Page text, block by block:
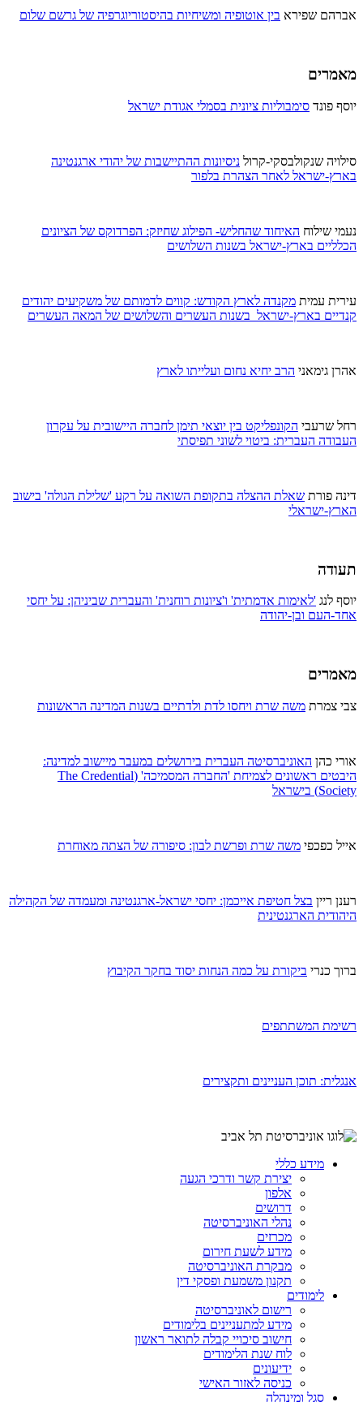
אברהם שפירא בין אוטופיה ומשיחיות בהיסטוריוגרפיה של גרשם שלום
מאמרים
יוסף פונד סימבוליות ציונית בסמלי אגודת ישראל
סילויה שנקולבסקי-קרול ניסיונות ההתיישבות של יהודי ארגנטינה
בארץ-ישראל לאחר הצהרת בלפור
נעמי שילוח האיחוד שהחליש- הפילוג שחיזק: הפרדוקס של הציונים
הכלליים בארץ-ישראל בשנות השלושים
עירית עמית מקנדה לארץ הקודש: קווים לדמותם של משקיעים יהודים
קנדיים בארץ-ישראל בשנות העשרים והשלושים של המאה העשרים
אהרן גימאני הרב יחיא נחום ועלייתו לארץ
רחל שרעבי הקונפליקט בין יוצאי תימן לחברה היישובית על עקרון
העבודה העברית: ביטוי לשוני תפיסתי
דינה פורת שאלת ההצלה בתקופת השואה על רקע 'שלילת הגולה' בישוב
הארץ-ישראלי
תעודה
יוסף לנג 'לאימות אדמתית' ו'ציונות רוחנית' והעברית שביניהן: על יחסי
אחד-העם ובן-יהודה
מאמרים
צבי צמרת משה שרת ויחסו לדת ולדתיים בשנות המדינה הראשונות
אורי כהן האוניברסיטה העברית בירושלים במעבר מיישוב למדינה:
היבטים ראשונים לצמיחת 'החברה המסמיכה' (The Credential
Society) בישראל
אייל כפכפי משה שרת ופרשת לבון: סיפורה של הצתה מאוחרת
רענן ריין בצל חטיפת אייכמן: יחסי ישראל-ארגנטינה ומעמדה של הקהילה
היהודית הארגנטינית
ברוך כנרי ביקורת על כמה הנחות יסוד בחקר הקיבוץ
רשימת המשתתפים
אנגלית: תוכן העניינים ותקצירים
מידע כללי
יצירת קשר ודרכי הגעה
אלפון
דרושים
נהלי האוניברסיטה
מכרזים
מידע לשעת חירום
מבקרת האוניברסיטה
תקנון משמעת ופסקי דין
לימודים
רישום לאוניברסיטה
מידע למתעניינים בלימודים
חישוב סיכויי קבלה לתואר ראשון
לוח שנת הלימודים
ידיעונים
כניסה לאזור האישי
סגל ומינהלה